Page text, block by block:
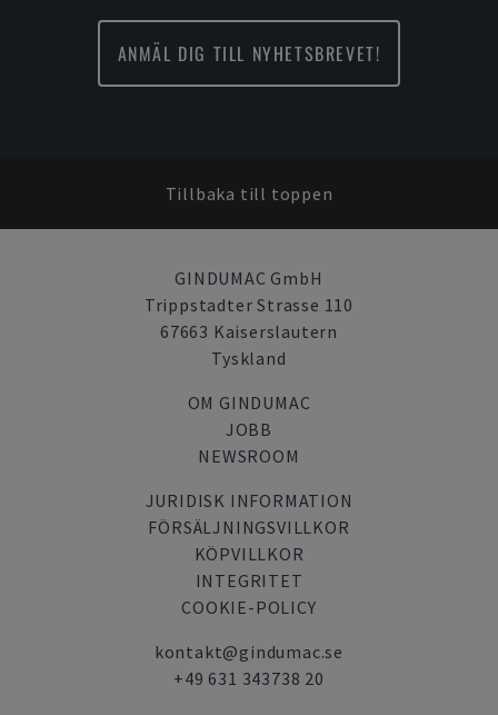
ANMÄL DIG TILL NYHETSBREVET!
Tillbaka till toppen
GINDUMAC GmbH
Trippstadter Strasse 110
67663 Kaiserslautern
Tyskland
OM GINDUMAC
JOBB
NEWSROOM
JURIDISK INFORMATION
FÖRSÄLJNINGSVILLKOR
KÖPVILLKOR
INTEGRITET
COOKIE-POLICY
kontakt@gindumac.se
+49 631 343738 20